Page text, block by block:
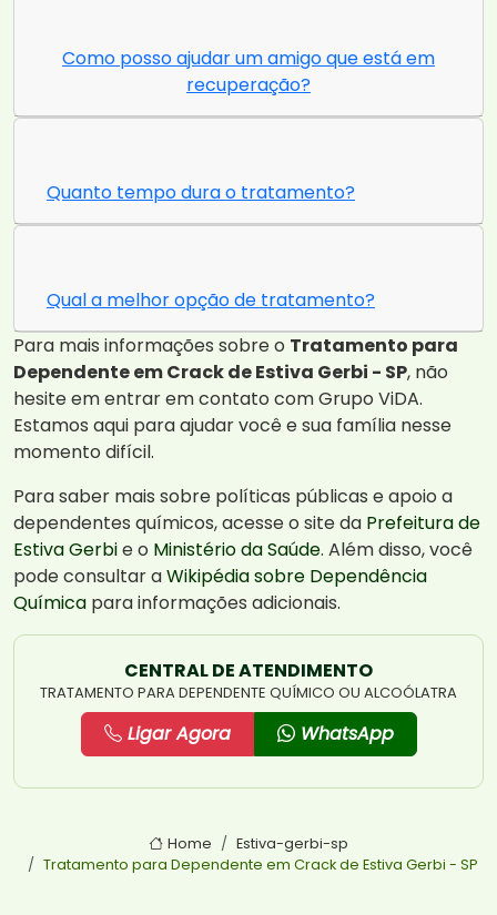
Como posso ajudar um amigo que está em
recuperação?
Quanto tempo dura o tratamento?
Qual a melhor opção de tratamento?
Para mais informações sobre o Tratamento para
Dependente em Crack de Estiva Gerbi - SP, não
hesite em entrar em contato com Grupo ViDA.
Estamos aqui para ajudar você e sua família nesse
momento difícil.
Para saber mais sobre políticas públicas e apoio a
dependentes químicos, acesse o site da Prefeitura de
Estiva Gerbie o Ministério da Saúde. Além disso, você
pode consultar aWikipédia sobre Dependência
Química para informações adicionais.
CENTRAL DE ATENDIMENTO
TRATAMENTO PARA DEPENDENTE QUÍMICO OU ALCOÓLATRA
Ligar Agora WhatsApp
Home
Estiva-gerbi-sp
Tratamento para Dependente em Crack de Estiva Gerbi - SP